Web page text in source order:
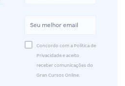
Concordo com a Política de
Privacidade e aceito
receber comunicações do
Gran Cursos Online.